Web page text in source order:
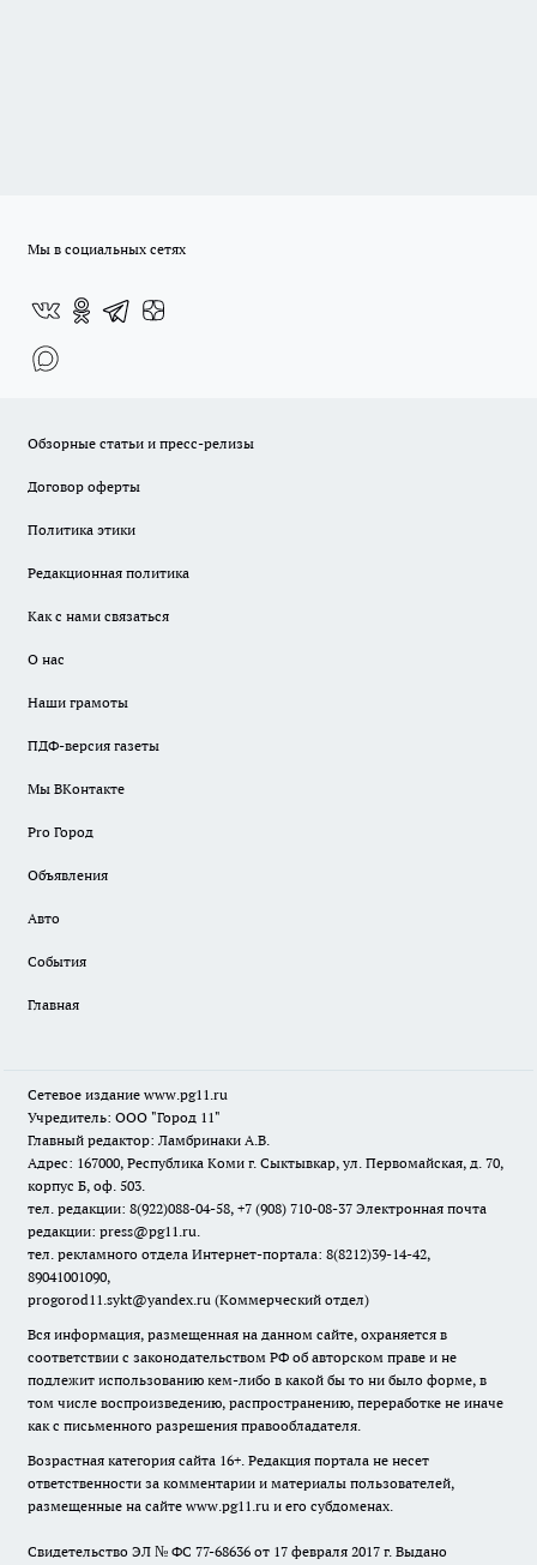
Мы в социальных сетях
Обзорные статьи и пресс-релизы
Договор оферты
Политика этики
Редакционная политика
Как с нами связаться
О нас
Наши грамоты
ПДФ-версия газеты
Мы ВКонтакте
Pro Город
Объявления
Авто
События
Главная
Сетевое издание www.pg11.ru
Учредитель: ООО "Город 11"
Главный редактор: Ламбринаки А.В.
Адрес: 167000, Республика Коми г. Сыктывкар, ул. Первомайская, д. 70,
корпус Б, оф. 503.
тел. редакции: 8(922)088-04-58, +7 (908) 710-08-37 Электронная почта
редакции: press@pg11.ru.
тел. рекламного отдела Интернет-портала: 8(8212)39-14-42,
89041001090,
progorod11.sykt@yandex.ru (Коммерческий отдел)
Вся информация, размещенная на данном сайте, охраняется в
соответствии с законодательством РФ об авторском праве и не
подлежит использованию кем-либо в какой бы то ни было форме, в
том числе воспроизведению, распространению, переработке не иначе
как с письменного разрешения правообладателя.
Возрастная категория сайта 16+. Редакция портала не несет
ответственности за комментарии и материалы пользователей,
размещенные на сайте www.pg11.ru и его субдоменах.
Свидетельство ЭЛ № ФС 77-68636 от 17 февраля 2017 г. Выдано